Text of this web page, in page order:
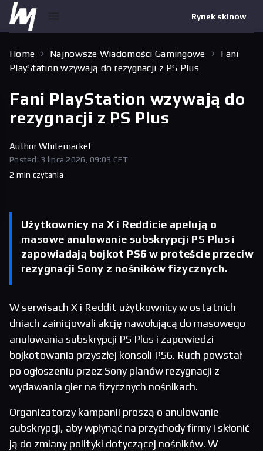
Rynek skinów
Home Najnowsze Wiadomości Gamingowe
Fani
PlayStation wzywają do rezygnacji z PS Plus
Fani PlayStation wzywają do
rezygnacji z PS Plus
AuthorWhitemarket
Posted: 3 lipca 2026, 09:03 CET
2 min czytania
Użytkownicy na X i Reddicie apelują o
masowe anulowanie subskrypcji PS Plus i
zapowiadają bojkot PS6 w proteście przeciw
rezygnacji Sony z nośników fizycznych.
W serwisach X i Reddit użytkownicy w ostatnich
dniach zainicjowali akcję nawołującą do masowego
anulowania subskrypcji PS Plus i zapowiedzi
bojkotowania przyszłej konsoli PS6. Ruch powstał
po ogłoszeniu przez Sony planów rezygnacji z
wydawania gier na fizycznych nośnikach.
Organizatorzy kampanii proszą o anulowanie
subskrypcji, aby wpłynąć na przychody firmy i skłonić
ją do zmiany polityki dotyczącej nośników. W